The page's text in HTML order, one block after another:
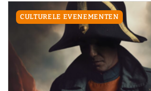
CULTURELE EVENEMENTEN